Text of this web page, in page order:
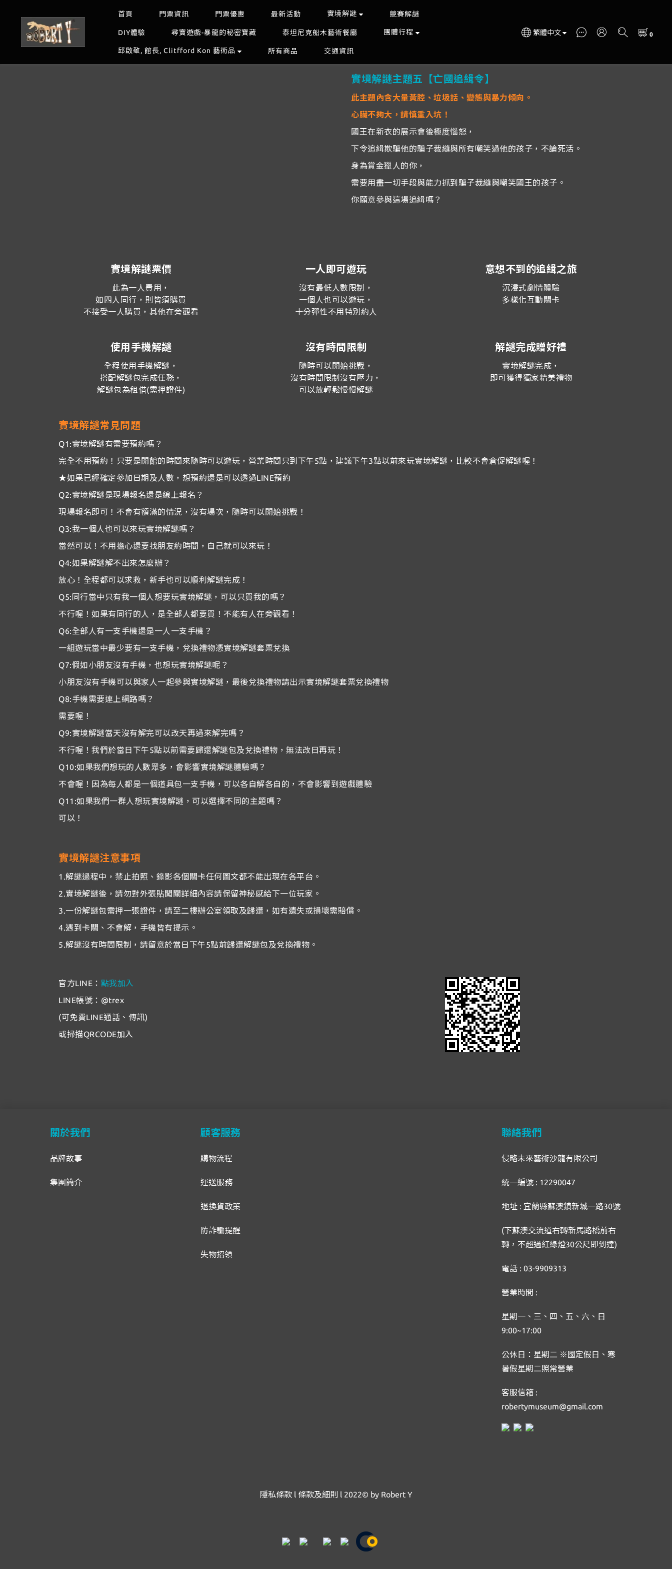
首頁 門票資訊 門票優惠 最新活動 實境解謎 競賽解謎
DIY體驗 尋寶遊戲-暴龍的秘密寶藏 泰坦尼克船木藝術餐廳 團體行程
邱啟敬, 館長, Clitfford Kon 藝術品 所有商品 交通資訊
繁體中文
實境解謎主題五【亡國追緝令】
此主題內含大量黃腔、垃圾話、變態與暴力傾向。
心臟不夠大，請慎重入坑！
國王在新衣的展示會後極度惱怒，
下令追緝欺騙他的騙子裁縫與所有嘲笑過他的孩子，不論死活。
身為賞金獵人的你，
需要用盡一切手段與能力抓到騙子裁縫與嘲笑國王的孩子。
你願意參與這場追緝嗎？
實境解謎票價
此為一人費用，
如四人同行，則皆須購買
不接受一人購買，其他在旁觀看
一人即可遊玩
沒有最低人數限制，
一個人也可以遊玩，
十分彈性不用特別約人
意想不到的追緝之旅
沉浸式劇情體驗
多樣化互動關卡
使用手機解謎
全程使用手機解謎，
搭配解謎包完成任務，
解謎包為租借(需押證件)
沒有時間限制
隨時可以開始挑戰，
沒有時間限制沒有壓力，
可以放輕鬆慢慢解謎
解謎完成贈好禮
實境解謎完成，
即可獲得獨家精美禮物
實境解謎常見問題
Q1:實境解謎有需要預約嗎？
完全不用預約！只要是開館的時間來隨時可以遊玩，營業時間只到下午5點，建議下午3點以前來玩實境解謎，比較不會倉促解謎喔！
★如果已經確定參加日期及人數，想預約還是可以透過LINE預約
Q2:實境解謎是現場報名還是線上報名？
現場報名即可！不會有額滿的情況，沒有場次，隨時可以開始挑戰！
Q3:我一個人也可以來玩實境解謎嗎？
當然可以！不用擔心還要找朋友約時間，自己就可以來玩！
Q4:如果解謎解不出來怎麼辦？
放心！全程都可以求救，新手也可以順利解謎完成！
Q5:同行當中只有我一個人想要玩實境解謎，可以只買我的嗎？
不行喔！如果有同行的人，是全部人都要買！不能有人在旁觀看！
Q6:全部人有一支手機還是一人一支手機？
一組遊玩當中最少要有一支手機，兌換禮物憑實境解謎套票兌換
Q7:假如小朋友沒有手機，也想玩實境解謎呢？
小朋友沒有手機可以與家人一起參與實境解謎，最後兌換禮物請出示實境解謎套票兌換禮物
Q8:手機需要連上網路嗎？
需要喔！
Q9:實境解謎當天沒有解完可以改天再過來解完嗎？
不行喔！我們於當日下午5點以前需要歸還解謎包及兌換禮物，無法改日再玩！
Q10:如果我們想玩的人數眾多，會影響實境解謎體驗嗎？
不會喔！因為每人都是一個道具包一支手機，可以各自解各自的，不會影響到遊戲體驗
Q11:如果我們一群人想玩實境解謎，可以選擇不同的主題嗎？
可以！
實境解謎注意事項
1.解謎過程中，禁止拍照、錄影各個關卡任何圖文都不能出現在各平台。
2.實境解謎後，請勿對外張貼闖關詳細內容請保留神秘感給下一位玩家。
3.一份解謎包需押一張證件，請至二樓辦公室領取及歸還，如有遺失或損壞需賠償。
4.遇到卡關、不會解，手機皆有提示。
5.解謎沒有時間限制，請留意於當日下午5點前歸還解謎包及兌換禮物。
官方LINE： 點我加入
LINE帳號：@trex
(可免費LINE通話、傳訊)
或掃描QRCODE加入
關於我們
品牌故事
集團簡介
顧客服務
購物流程
運送服務
退換貨政策
防詐騙提醒
失物招領
聯絡我們
侵略未來藝術沙龍有限公司
統一編號 : 12290047
地址 : 宜蘭縣蘇澳鎮新城一路30號
(下蘇澳交流道右轉新馬路橋前右
轉，不超過紅綠燈30公尺即到達)
電話 : 03-9909313
營業時間 :
星期一、三、四、五、六、日
9:00~17:00
公休日：星期二 ※國定假日、寒
暑假星期二照常營業
客服信箱 :
robertymuseum@gmail.com
隱私條款l 條款及細則 l 2022© by Robert Y